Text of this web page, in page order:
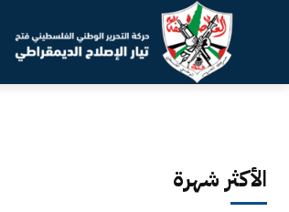
الأكثر شهرة